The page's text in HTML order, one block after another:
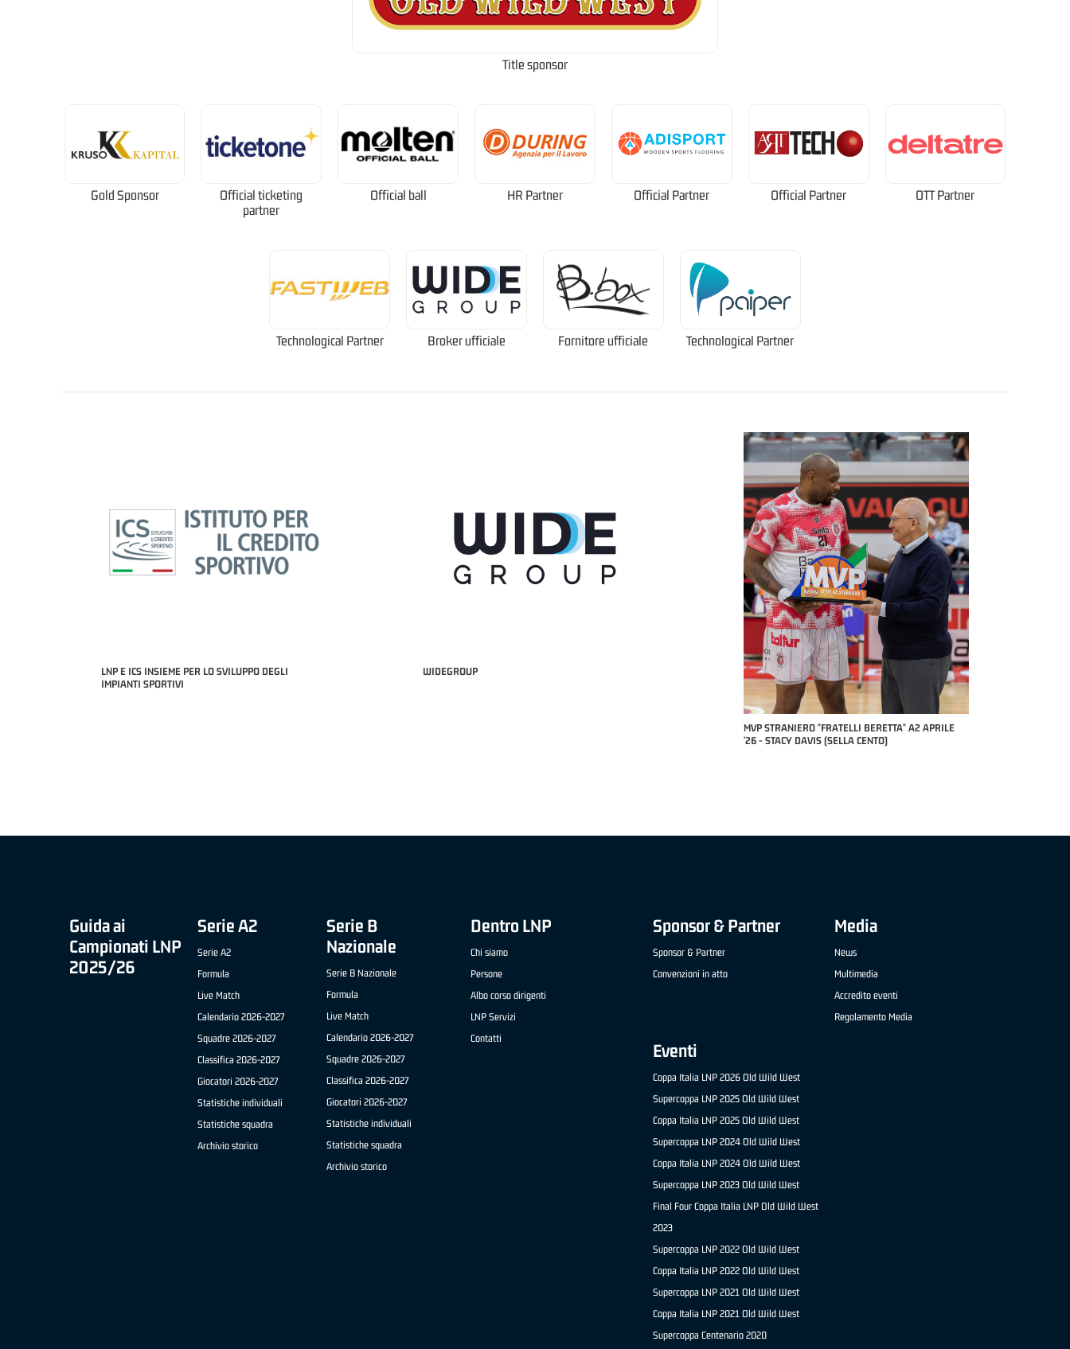
Title sponsor
Gold Sponsor
Official ticketing
partner
Official ball HR Partner Official Partner Official Partner OTT Partner
Technological Partner Broker ufficiale Fornitore ufficiale Technological Partner
LNP E ICS INSIEME PER LO SVILUPPO DEGLI
IMPIANTI SPORTIVI
WIDEGROUP
MVP STRANIERO "FRATELLI BERETTA" A2 APRILE
'26 - STACY DAVIS (SELLA CENTO)
MVP "FRATELLI BERETTA" SAMUEL DILAS B
NAZIONALE APRILE '26 - MARCO RESTELLI
Guida ai
Campionati LNP
2025/26
Serie A2
Serie A2
Formula
Live Match
Calendario 2026-2027
Squadre 2026-2027
Classifica 2026-2027
Giocatori 2026-2027
Statistiche individuali
Statistiche squadra
Archivio storico
Serie B
Nazionale
Serie B Nazionale
Formula
Live Match
Calendario 2026-2027
Squadre 2026-2027
Classifica 2026-2027
Giocatori 2026-2027
Statistiche individuali
Statistiche squadra
Archivio storico
Dentro LNP
Chi siamo
Persone
Albo corso dirigenti
LNP Servizi
Contatti
Sponsor & Partner
Sponsor & Partner
Convenzioni in atto
Media
News
Multimedia
Accredito eventi
Regolamento Media
Eventi
Coppa Italia LNP 2026 Old Wild West
Supercoppa LNP 2025 Old Wild West
Coppa Italia LNP 2025 Old Wild West
Supercoppa LNP 2024 Old Wild West
Coppa Italia LNP 2024 Old Wild West
Supercoppa LNP 2023 Old Wild West
Final Four Coppa Italia LNP Old Wild West
2023
Supercoppa LNP 2022 Old Wild West
Coppa Italia LNP 2022 Old Wild West
Supercoppa LNP 2021 Old Wild West
Coppa Italia LNP 2021 Old Wild West
Supercoppa Centenario 2020